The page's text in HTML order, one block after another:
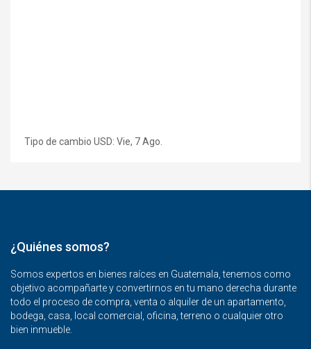
Tipo de cambio USD: Vie, 7 Ago.
¿Quiénes somos?
Somos expertos en bienes raíces en Guatemala, tenemos como
objetivo acompañarte y convertirnos en tu mano derecha durante
todo el proceso de compra, venta o alquiler de un apartamento,
bodega, casa, local comercial, oficina, terreno o cualquier otro
bien inmueble.